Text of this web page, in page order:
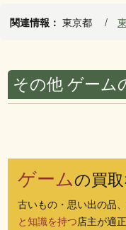
関連情報： 東京都
その他 ゲーム
ゲームの買
古いもの・思い出の品
と知識を持つ店主が適正